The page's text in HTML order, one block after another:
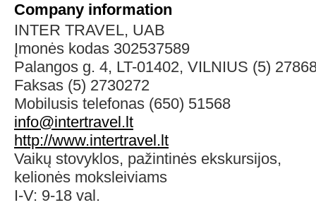
Company information
INTER TRAVEL, UAB
Įmonės kodas 302537589
Palangos g. 4, LT-01402, VILNIUS (5)
Faksas (5) 2730272
Mobilusis telefonas (650) 51568
info@intertravel.lt
http://www.intertravel.lt
Vaikų stovyklos, pažintinės ekskursijos,
kelionės moksleiviams
I-V: 9-18 val.